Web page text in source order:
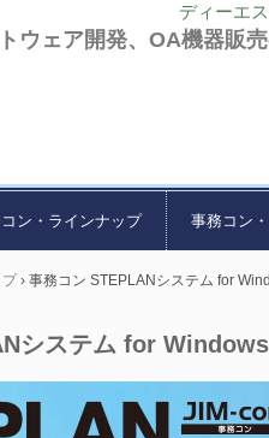
ウェア開発、OA機器販
ディーエ
ン・ラインナップ 事務コン
› 事務コン STEPLANシステム for
システム for